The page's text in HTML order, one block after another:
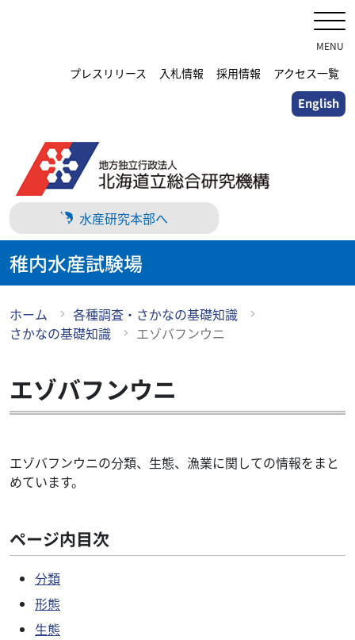
プ
プレスリリース 入札情報 採用情報 アクセス一覧
English
MENU
水産研究本部へ
稚内水産試験場
ホーム
各種調査・さかなの基礎知識
さかなの基礎知識
エゾバフンウニ
エゾバフンウニ
エゾバフンウニの分類、生態、漁業に関しての情報をまと
めています。
ページ内目次
分類
形態
生態